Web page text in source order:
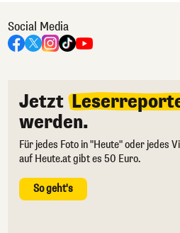
Social Media
Jetzt
werden.
Für jedes Foto in "Heute" oder jedes
auf Heute.at gibt es 50 Euro.
So geht's